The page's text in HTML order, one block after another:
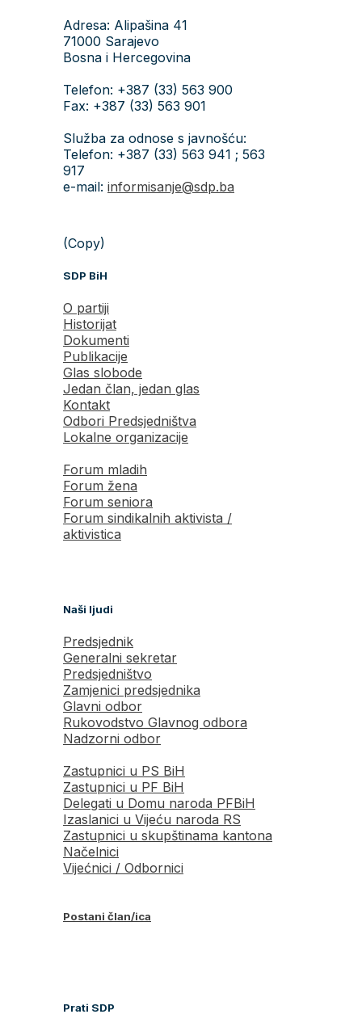
Adresa: Alipašina 41
71000 Sarajevo
Bosna i Hercegovina
Telefon: +387 (33) 563 900
Fax: +387 (33) 563 901
Služba za odnose s javnošću:
Telefon: +387 (33) 563 941 ; 563
917
e-mail: informisanje@sdp.ba
(Copy)
SDP BiH
O partiji
Historijat
Dokumenti
Publikacije
Glas slobode
Jedan član, jedan glas
Kontakt
Odbori Predsjedništva
Lokalne organizacije
Forum mladih
Forum žena
Forum seniora
Forum sindikalnih aktivista /
aktivistica
Naši ljudi
Predsjednik
Generalni sekretar
Predsjedništvo
Zamjenici predsjednika
Glavni odbor
Rukovodstvo Glavnog odbora
Nadzorni odbor
Zastupnici u PS BiH
Zastupnici u PF BiH
Delegati u Domu naroda PFBiH
Izaslanici u Vijeću naroda RS
Zastupnici u skupštinama kantona
Načelnici
Vijećnici / Odbornici
Postani član/ica
Prati SDP